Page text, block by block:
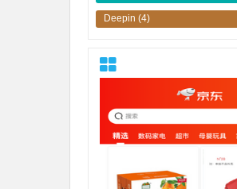
Deepin (4)